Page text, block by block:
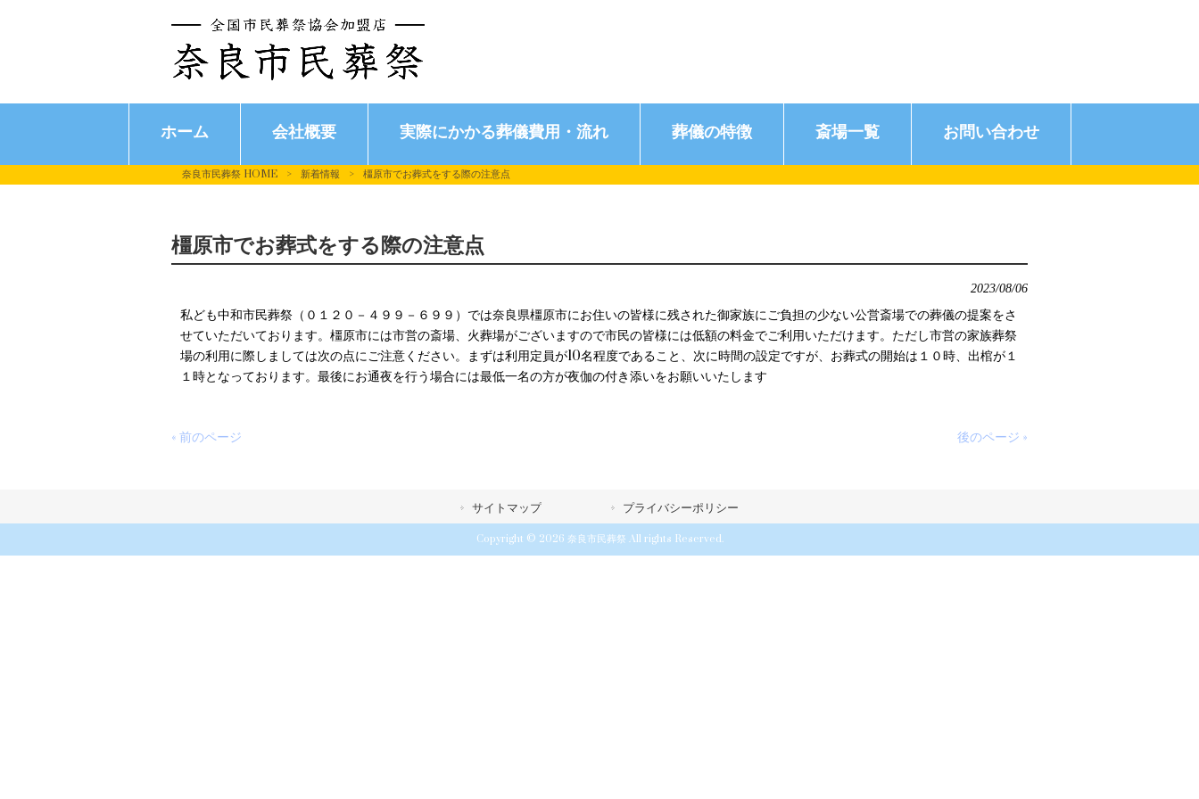
ホーム 会社概要 実際にかかる葬儀費用・流れ 葬儀の特徴 斎場一覧 お問い合わせ
奈良市民葬祭 HOME > 新着情報 > 橿原市でお葬式をする際の注意点
橿原市でお葬式をする際の注意点
2023/08/06
私ども中和市民葬祭（０１２０－４９９－６９９）では奈良県橿原市にお住いの皆様に残された御家族にご負担の少ない公営斎場での葬儀の提案をさ
せていただいております。橿原市には市営の斎場、火葬場がございますので市民の皆様には低額の料金でご利用いただけます。ただし市営の家族葬祭
場の利用に際しましては次の点にご注意ください。まずは利用定員が10名程度であること、次に時間の設定ですが、お葬式の開始は１０時、出棺が１
１時となっております。最後にお通夜を行う場合には最低一名の方が夜伽の付き添いをお願いいたします
« 前のページ 後のページ »
サイトマップ プライバシーポリシー
Copyright © 2026 奈良市民葬祭 All rights Reserved.